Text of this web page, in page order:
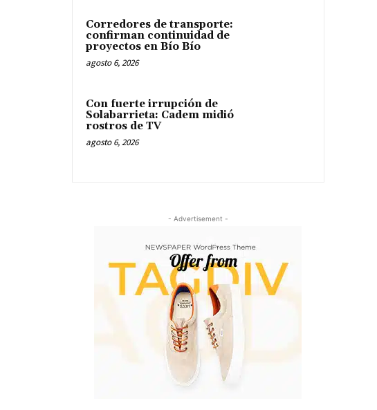
Corredores de transporte:
confirman continuidad de
proyectos en Bío Bío
agosto 6, 2026
Con fuerte irrupción de
Solabarrieta: Cadem midió
rostros de TV
agosto 6, 2026
- Advertisement -